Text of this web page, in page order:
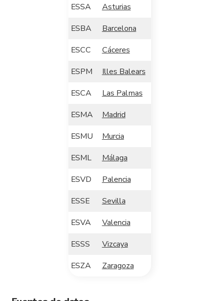
ESSA
Asturias
ESBA
Barcelona
ESCC
Cáceres
ESPM
Illes Balears
ESCA
Las Palmas
ESMA
Madrid
ESMU
Murcia
ESML
Málaga
ESVD
Palencia
ESSE
Sevilla
ESVA
Valencia
ESSS
Vizcaya
ESZA
Zaragoza